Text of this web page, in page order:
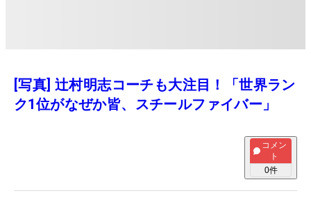
[写真] 辻村明志コーチも大注目！「世界ラン
ク1位がなぜか皆、スチールファイバー」
コメン
ト
0件